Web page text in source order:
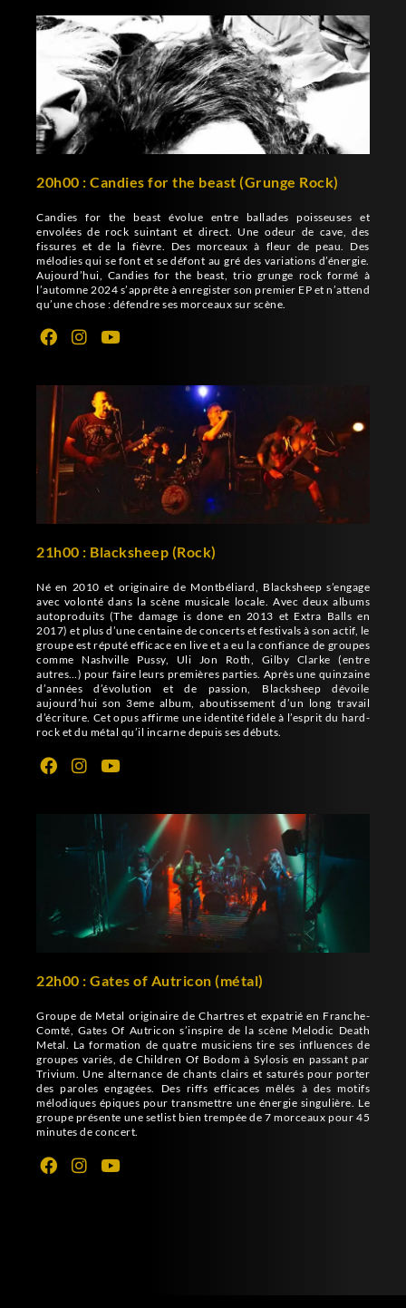
20h00 : Candies for the beast (Grunge Rock)
Candies for the beast évolue entre ballades poisseuses et
envolées de rock suintant et direct. Une odeur de cave, des
fissures et de la fièvre. Des morceaux à fleur de peau. Des
mélodies qui se font et se défont au gré des variations d’énergie.
Aujourd’hui, Candies for the beast, trio grunge rock formé à
l’automne 2024 s’apprête à enregister son premier EP et n’attend
qu’une chose : défendre ses morceaux sur scène.
21h00 : Blacksheep (Rock)
Né en 2010 et originaire de Montbéliard, Blacksheep s’engage
avec volonté dans la scène musicale locale. Avec deux albums
autoproduits (The damage is done en 2013 et Extra Balls en
2017) et plus d’une centaine de concerts et festivals à son actif, le
groupe est réputé efficace en live et a eu la confiance de groupes
comme Nashville Pussy, Uli Jon Roth, Gilby Clarke (entre
autres…) pour faire leurs premières parties. Après une quinzaine
d’années d’évolution et de passion, Blacksheep dévoile
aujourd’hui son 3eme album, aboutissement d’un long travail
d’écriture. Cet opus affirme une identité fidèle à l’esprit du hard-
rock et du métal qu’il incarne depuis ses débuts.
22h00 : Gates of Autricon (métal)
Groupe de Metal originaire de Chartres et expatrié en Franche-
Comté, Gates Of Autricon s’inspire de la scène Melodic Death
Metal. La formation de quatre musiciens tire ses influences de
groupes variés, de Children Of Bodom à Sylosis en passant par
Trivium. Une alternance de chants clairs et saturés pour porter
des paroles engagées. Des riffs efficaces mêlés à des motifs
mélodiques épiques pour transmettre une énergie singulière. Le
groupe présente une setlist bien trempée de 7 morceaux pour 45
minutes de concert.